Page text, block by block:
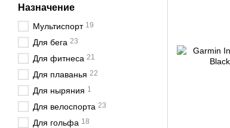
Назначение
Мультиспорт 19
Для бега 23
Для фитнеса 21
Для плаванья 22
Для ныряния 1
Для велоспорта 23
Для гольфа 18